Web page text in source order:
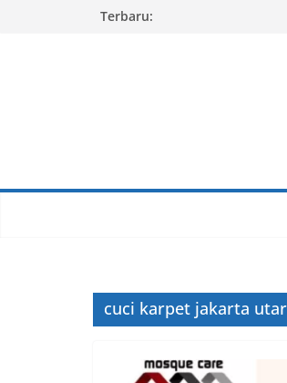
Terbaru:
cuci karpet jakarta